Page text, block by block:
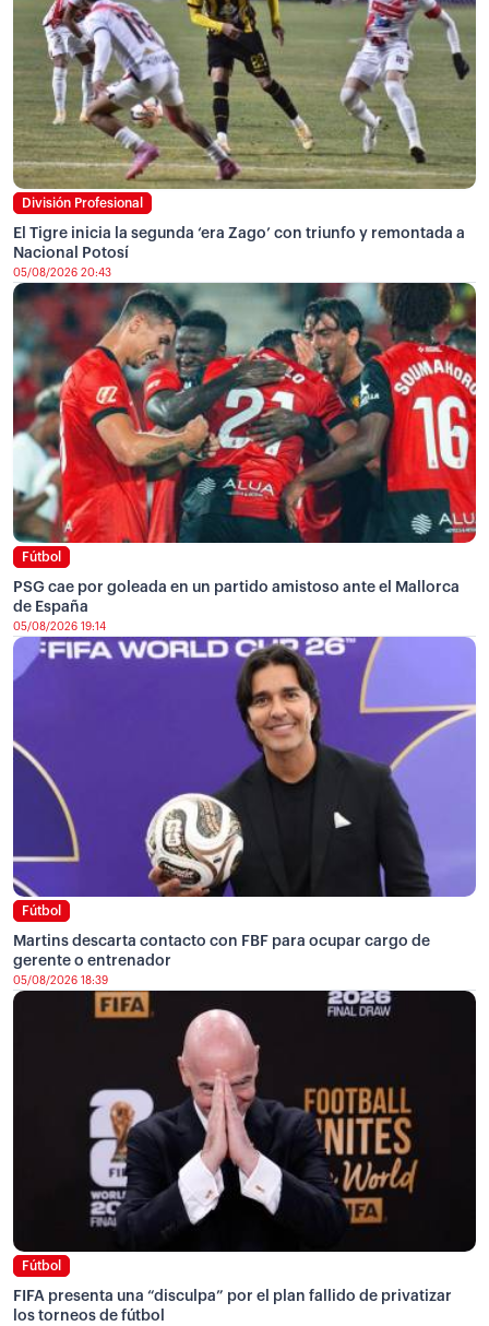
División Profesional
El Tigre inicia la segunda ‘era Zago’ con triunfo y remontada a
Nacional Potosí
05/08/2026 20:43
Fútbol
PSG cae por goleada en un partido amistoso ante el Mallorca
de España
05/08/2026 19:14
Fútbol
Martins descarta contacto con FBF para ocupar cargo de
gerente o entrenador
05/08/2026 18:39
Fútbol
FIFA presenta una “disculpa” por el plan fallido de privatizar
los torneos de fútbol